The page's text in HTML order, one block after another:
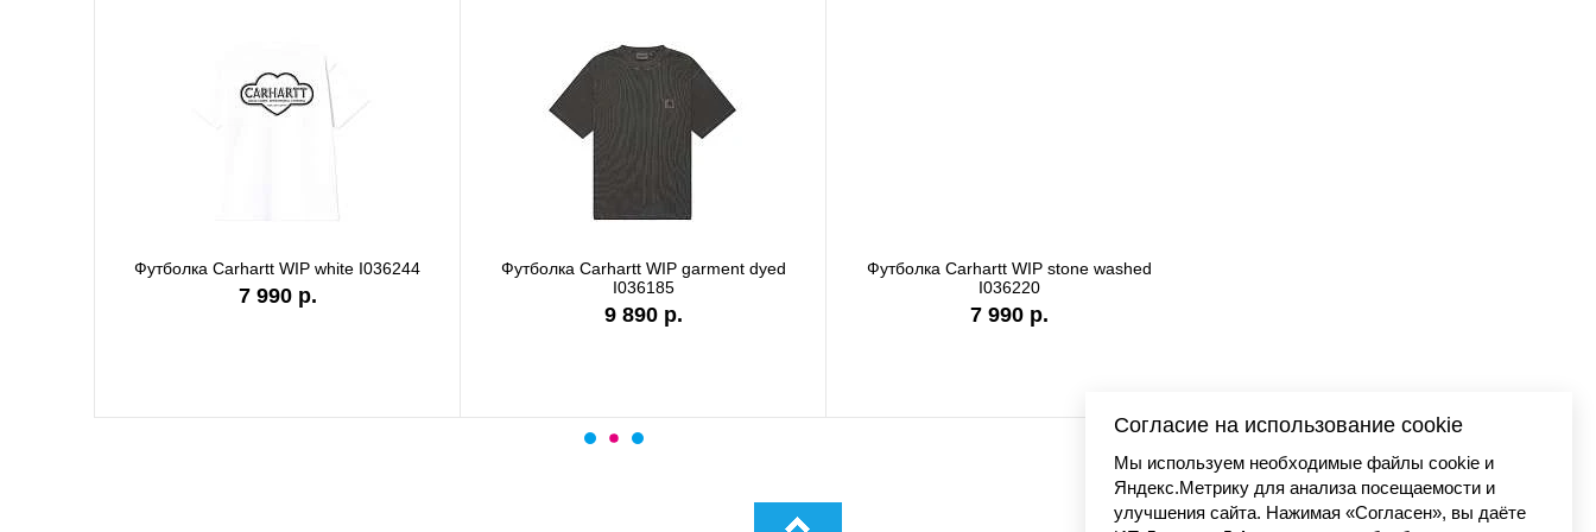
Футболка Carhartt WIP white I036244
7 990 р.
Футболка Carhartt WIP garment dyed
I036185
9 890 р.
Футболка Carhartt WIP stone washed
I036220
7 990 р.
Согласие на использование cookie
Мы используем необходимые файлы cookie и
Яндекс.Метрику для анализа посещаемости и
улучшения сайта. Нажимая «Согласен», вы даёте